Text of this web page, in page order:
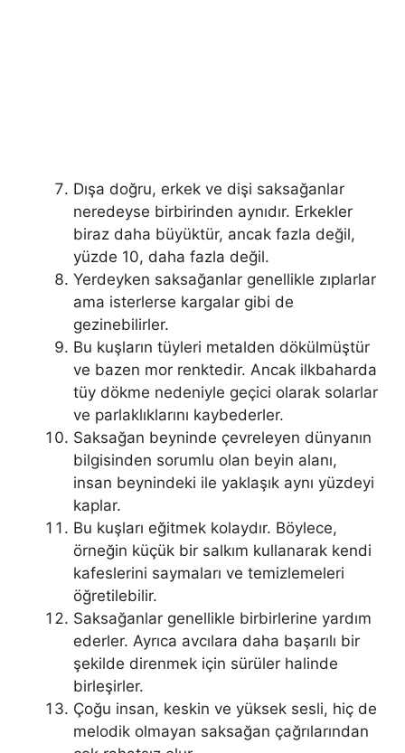
Dışa doğru, erkek ve dişi saksağanlar
neredeyse birbirinden aynıdır. Erkekler
biraz daha büyüktür, ancak fazla değil,
yüzde 10, daha fazla değil.
Yerdeyken saksağanlar genellikle zıplarlar
ama isterlerse kargalar gibi de
gezinebilirler.
Bu kuşların tüyleri metalden dökülmüştür
ve bazen mor renktedir. Ancak ilkbaharda
tüy dökme nedeniyle geçici olarak solarlar
ve parlaklıklarını kaybederler.
Saksağan beyninde çevreleyen dünyanın
bilgisinden sorumlu olan beyin alanı,
insan beynindeki ile yaklaşık aynı yüzdeyi
kaplar.
Bu kuşları eğitmek kolaydır. Böylece,
örneğin küçük bir salkım kullanarak kendi
kafeslerini saymaları ve temizlemeleri
öğretilebilir.
Saksağanlar genellikle birbirlerine yardım
ederler. Ayrıca avcılara daha başarılı bir
şekilde direnmek için sürüler halinde
birleşirler.
Çoğu insan, keskin ve yüksek sesli, hiç de
melodik olmayan saksağan çağrılarından